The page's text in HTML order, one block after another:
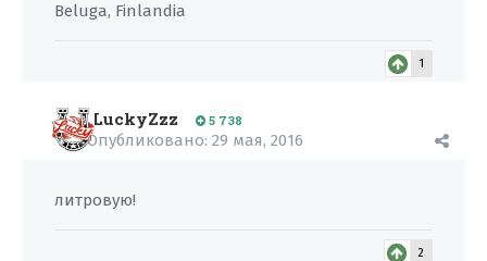
Beluga, Finlandia
1
LuckyZzz 5 738
Опубликовано: 29 мая, 2016
литровую!
2